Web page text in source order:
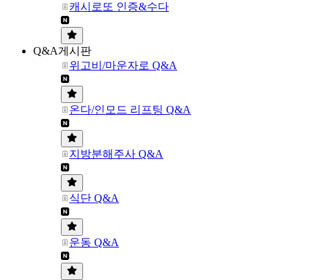
캐시로또 인증&수다
Q&A게시판
위고비/마운자로 Q&A
온다/인모드 리프팅 Q&A
지방분해주사 Q&A
식단 Q&A
운동 Q&A